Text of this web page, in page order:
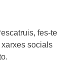
fes-te
socials